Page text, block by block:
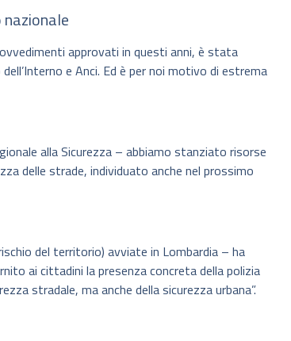
nazionale
approvati in questi anni, è stata
e Anci. Ed è per noi motivo di estrema
alla Sicurezza – abbiamo stanziato risorse
delle strade, individuato anche nel prossimo
del territorio) avviate in Lombardia – ha
ai cittadini la presenza concreta della polizia
stradale, ma anche della sicurezza urbana”.